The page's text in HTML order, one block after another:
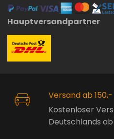
Hauptversandpartner
Versand ab
Kostenloser
Deutschlands ab